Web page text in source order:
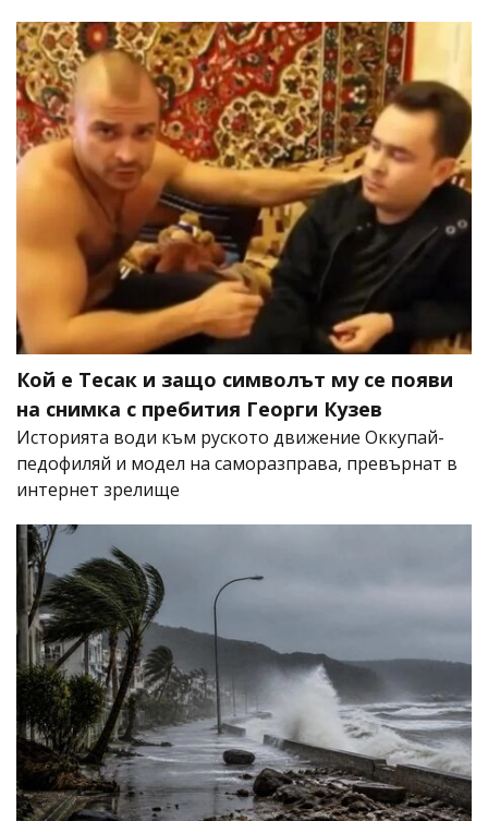
Кой е Тесак и защо символът му се появи
на снимка с пребития Георги Кузев
Историята води към руското движение Оккупай-
педофиляй и модел на саморазправа, превърнат в
интернет зрелище